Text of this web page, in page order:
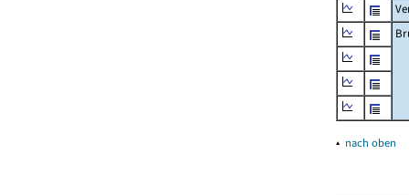
▴ nach oben